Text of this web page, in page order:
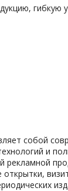
гибкую
собой
и
рекламной